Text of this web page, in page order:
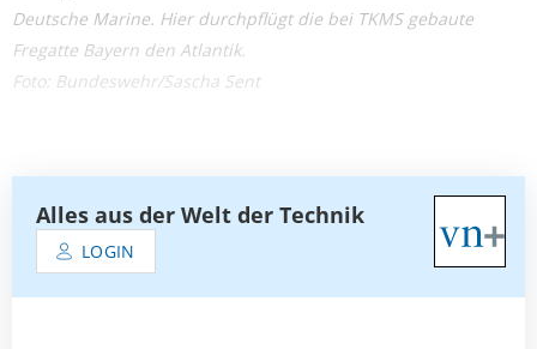
Deutsche Marine. Hier durchpflügt die bei TKMS gebaute
Fregatte Bayern den Atlantik.
Foto: Bundeswehr/Sascha Sent
Alles aus der Welt der Technik
LOGIN